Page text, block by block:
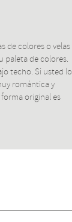
de colores o velas
paleta de colores.
techo. Si usted lo
romántica y
original es